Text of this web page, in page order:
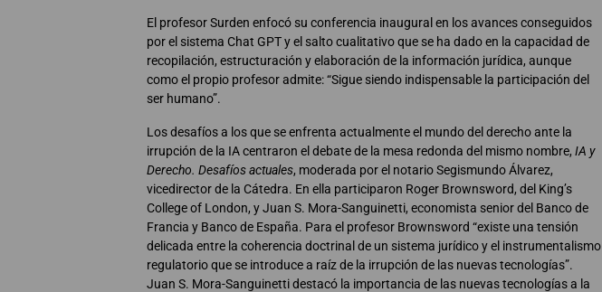
El profesor Surden enfocó su conferencia inaugural en los avances conseguidos
por el sistema Chat GPT y el salto cualitativo que se ha dado en la capacidad de
recopilación, estructuración y elaboración de la información jurídica, aunque
como el propio profesor admite: “Sigue siendo indispensable la participación del
ser humano”.
Los desafíos a los que se enfrenta actualmente el mundo del derecho ante la
irrupción de la IA centraron el debate de la mesa redonda del mismo nombre, IA y
Derecho. Desafíos actuales, moderada por el notario Segismundo Álvarez,
vicedirector de la Cátedra. En ella participaron Roger Brownsword, del King’s
College of London, y Juan S. Mora-Sanguinetti, economista senior del Banco de
Francia y Banco de España. Para el profesor Brownsword “existe una tensión
delicada entre la coherencia doctrinal de un sistema jurídico y el instrumentalismo
regulatorio que se introduce a raíz de la irrupción de las nuevas tecnologías”.
Juan S. Mora-Sanguinetti destacó la importancia de las nuevas tecnologías a la